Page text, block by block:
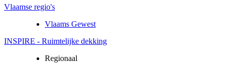
Vlaamse regio's
Vlaams Gewest
INSPIRE - Ruimtelijke dekking
Regionaal